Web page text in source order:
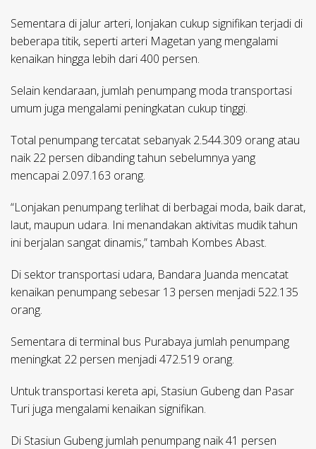
Sementara di jalur arteri, lonjakan cukup signifikan terjadi di
beberapa titik, seperti arteri Magetan yang mengalami
kenaikan hingga lebih dari 400 persen.
Selain kendaraan, jumlah penumpang moda transportasi
umum juga mengalami peningkatan cukup tinggi.
Total penumpang tercatat sebanyak 2.544.309 orang atau
naik 22 persen dibanding tahun sebelumnya yang
mencapai 2.097.163 orang.
“Lonjakan penumpang terlihat di berbagai moda, baik darat,
laut, maupun udara. Ini menandakan aktivitas mudik tahun
ini berjalan sangat dinamis,” tambah Kombes Abast.
Di sektor transportasi udara, Bandara Juanda mencatat
kenaikan penumpang sebesar 13 persen menjadi 522.135
orang.
Sementara di terminal bus Purabaya jumlah penumpang
meningkat 22 persen menjadi 472.519 orang.
Untuk transportasi kereta api, Stasiun Gubeng dan Pasar
Turi juga mengalami kenaikan signifikan.
Di Stasiun Gubeng jumlah penumpang naik 41 persen